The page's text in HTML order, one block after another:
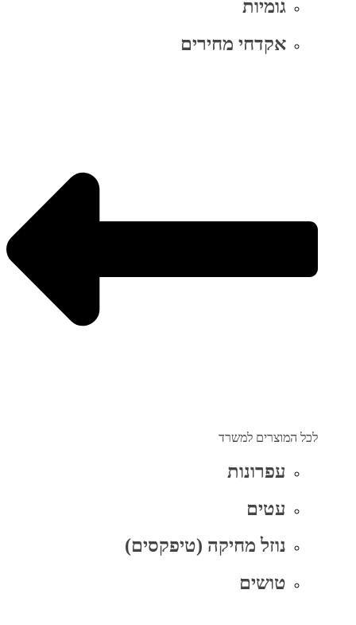
גומיות
אקדחי מחירים
לכל המוצרים למשרד
עפרונות
עטים
נוזל מחיקה (טיפקסים)
טושים